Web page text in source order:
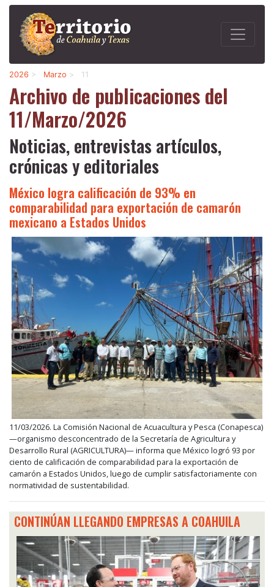
2026 > Marzo > 11
Archivo de publicaciones del
11/Marzo/2026
Noticias, entrevistas artículos,
crónicas y editoriales
México logra calificación de 93% en
comparabilidad para exportación de camarón
mexicano a Estados Unidos
11/03/2026. La Comisión Nacional de Acuacultura y Pesca (Conapesca)
—organismo desconcentrado de la Secretaría de Agricultura y
Desarrollo Rural (AGRICULTURA)— informa que México logró 93 por
ciento de calificación de comparabilidad para la exportación de
camarón a Estados Unidos, luego de cumplir satisfactoriamente con
normatividad de sustentabilidad.
CONTINÚAN LLEGANDO EMPRESAS A COAHUILA